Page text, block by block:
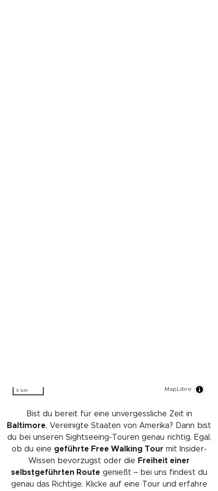
3 km MapLibre
Bist du bereit für eine unvergessliche Zeit in
Baltimore, Vereinigte Staaten von Amerika? Dann bist
du bei unseren Sightseeing-Touren genau richtig. Egal,
ob du eine geführte Free Walking Tour mit Insider-
Wissen bevorzugst oder die Freiheit einer
selbstgeführten Route genießt – bei uns findest du
genau das Richtige. Klicke auf eine Tour und erfahre